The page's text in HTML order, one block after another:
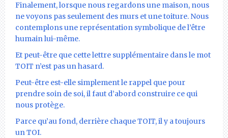
Finalement, lorsque nous regardons une maison, nous
ne voyons pas seulement des murs et une toiture. Nous
contemplons une représentation symbolique de l’être
humain lui-même.
Et peut-être que cette lettre supplémentaire dans le mot
TOIT n’est pas un hasard.
Peut-être est-elle simplement le rappel que pour
prendre soin de soi, il faut d’abord construire ce qui
nous protège.
Parce qu’au fond, derrière chaque TOIT, il y a toujours
un TOI.